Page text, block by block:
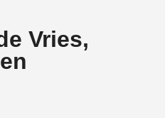
Vries,